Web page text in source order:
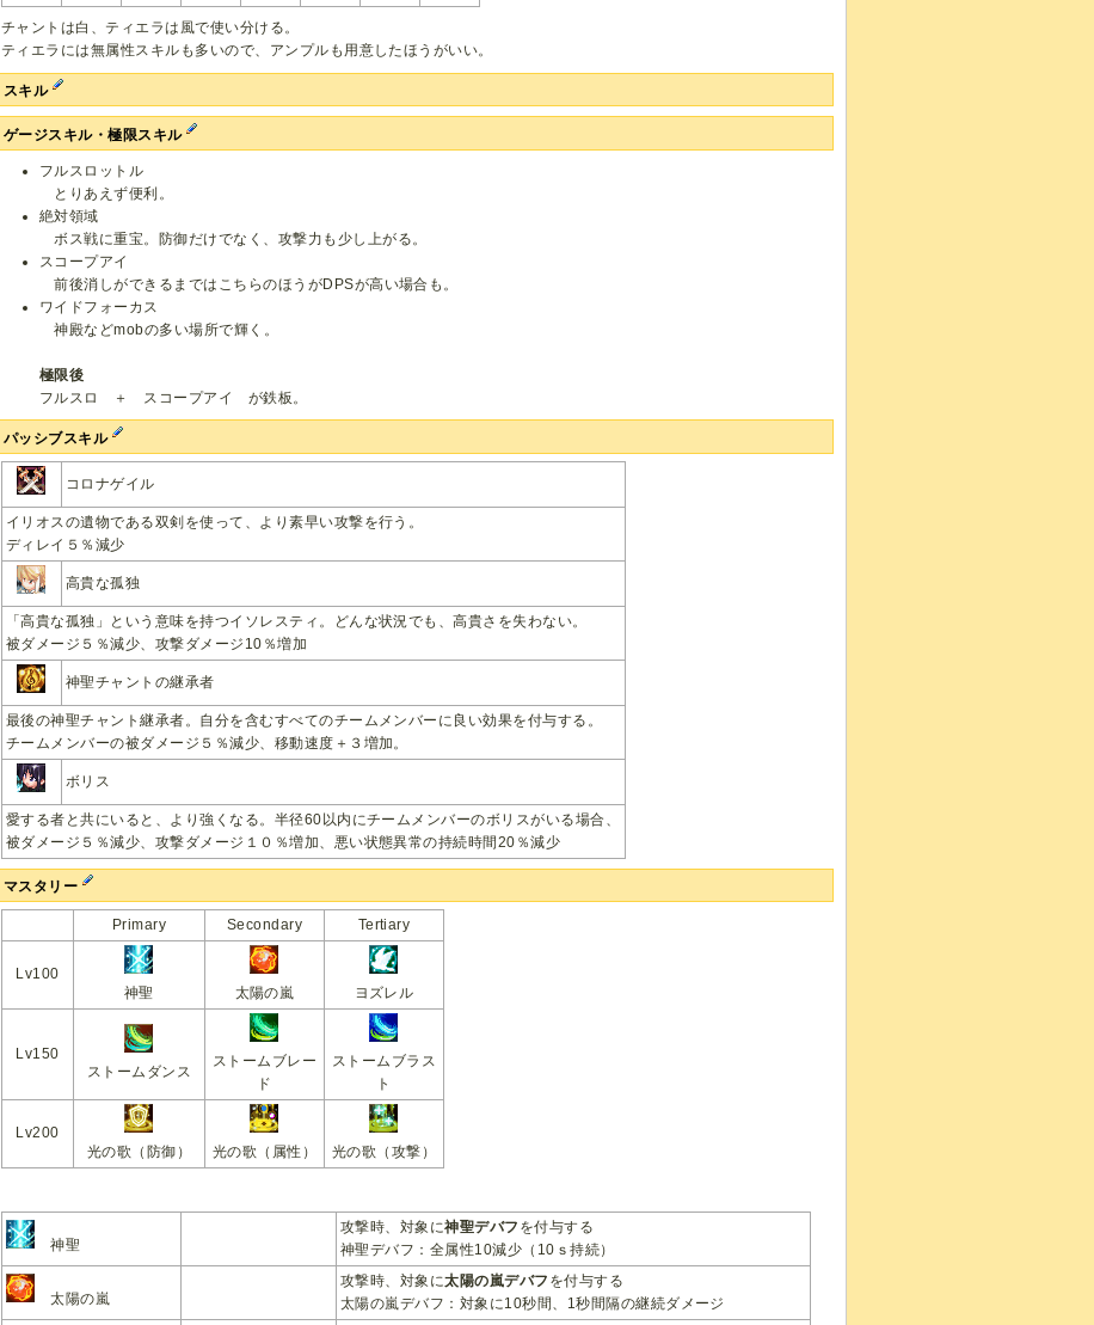
チャントは白、ティエラは風で使い分ける。
ティエラには無属性スキルも多いので、アンプルも用意したほうがいい。
スキル
ゲージスキル・極限スキル
フルスロットル
とりあえず便利。
絶対領域
ボス戦に重宝。防御だけでなく、攻撃力も少し上がる。
スコープアイ
前後消しができるまではこちらのほうがDPSが高い場合も。
ワイドフォーカス
神殿などmobの多い場所で輝く。
極限後
フルスロ ＋ スコープアイ が鉄板。
パッシブスキル
コロナゲイル
イリオスの遺物である双剣を使って、より素早い攻撃を行う。
ディレイ５％減少
高貴な孤独
「高貴な孤独」という意味を持つイソレスティ。どんな状況でも、高貴さを失わない。
被ダメージ５％減少、攻撃ダメージ10％増加
神聖チャントの継承者
最後の神聖チャント継承者。自分を含むすべてのチームメンバーに良い効果を付与する。
チームメンバーの被ダメージ５％減少、移動速度＋３増加。
ボリス
愛する者と共にいると、より強くなる。半径60以内にチームメンバーのボリスがいる場合、
被ダメージ５％減少、攻撃ダメージ１０％増加、悪い状態異常の持続時間20％減少
マスタリー
Primary Secondary Tertiary
Lv100
神聖
太陽の嵐 ヨズレル
Lv150
ストームダンス
ストームブレー
ド
ストームブラス
ト
Lv200
光の歌（防御）
光の歌（属性） 光の歌（攻撃）
神聖
攻撃時、対象に神聖デバフ を付与する
神聖デバフ：全属性10減少（10ｓ持続）
太陽の嵐
攻撃時、対象に太陽の嵐デバフ を付与する
太陽の嵐デバフ：対象に10秒間、1秒間隔の継続ダメージ